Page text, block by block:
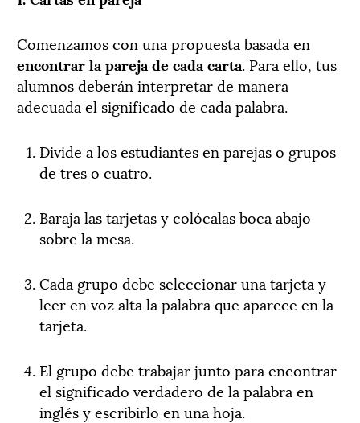
Comenzamos con una propuesta basada en
encontrar la pareja de cada carta. Para ello, tus
alumnos deberán interpretar de manera
adecuada el significado de cada palabra.
Divide a los estudiantes en parejas o grupos
de tres o cuatro.
Baraja las tarjetas y colócalas boca abajo
sobre la mesa.
Cada grupo debe seleccionar una tarjeta y
leer en voz alta la palabra que aparece en la
tarjeta.
El grupo debe trabajar junto para encontrar
el significado verdadero de la palabra en
inglés y escribirlo en una hoja.